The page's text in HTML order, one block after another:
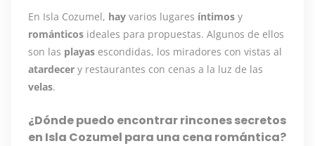
En Isla Cozumel, hay varios lugares íntimos y
románticos ideales para propuestas. Algunos de ellos
son las playas escondidas, los miradores con vistas al
atardecer y restaurantes con cenas a la luz de las
velas.
¿Dónde puedo encontrar rincones secretos
en Isla Cozumel para una cena romántica?